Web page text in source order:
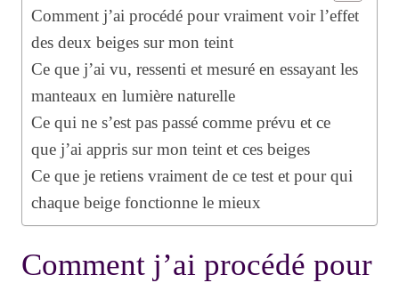
Comment j’ai procédé pour vraiment voir l’effet
des deux beiges sur mon teint
Ce que j’ai vu, ressenti et mesuré en essayant les
manteaux en lumière naturelle
Ce qui ne s’est pas passé comme prévu et ce
que j’ai appris sur mon teint et ces beiges
Ce que je retiens vraiment de ce test et pour qui
chaque beige fonctionne le mieux
Comment j’ai procédé pour